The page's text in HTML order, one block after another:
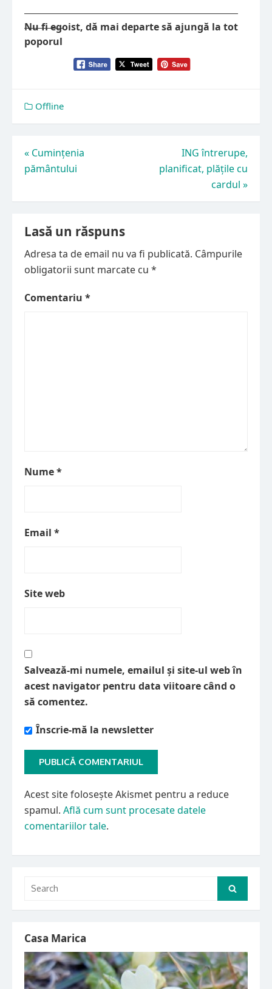
Nu fi egoist, dă mai departe să ajungă la tot
poporul
Offline
Navigare
în
articole
« Cumințenia
pământului
ING întrerupe,
planificat, plățile cu
cardul »
Lasă un răspuns
Adresa ta de email nu va fi publicată. Câmpurile
obligatorii sunt marcate cu *
Comentariu *
Nume*
Email *
Site web
Salvează-mi numele, emailul și site-ul web în
acest navigator pentru data viitoare când o
să comentez.
Înscrie-mă la newsletter
Acest site folosește Akismet pentru a reduce
spamul. Află cum sunt procesate datele
comentariilor tale.
Search
Search
Casa Marica